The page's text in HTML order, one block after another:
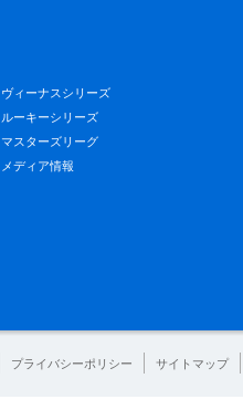
ヴィーナスシリーズ
ルーキーシリーズ
マスターズリーグ
メディア情報
プライバシーポリシー サイトマップ